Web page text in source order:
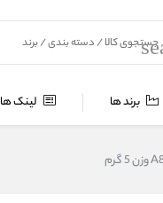
برند ها لینک ها